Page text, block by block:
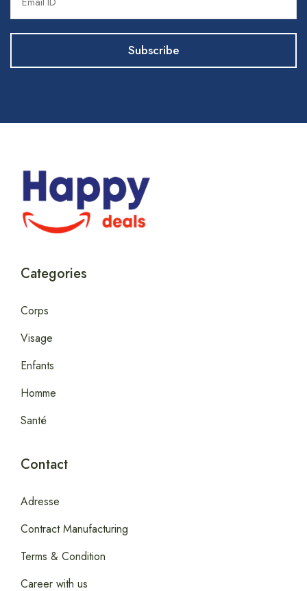
Categories
Corps
Visage
Enfants
Homme
Santé
Contact
Adresse
Contract Manufacturing
Terms & Condition
Career with us